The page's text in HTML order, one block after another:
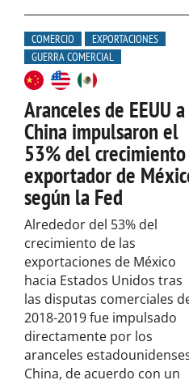
COMERCIO
EXPORTACIONES
GUERRA COMERCIAL
Aranceles de EEUU a
China impulsaron el
53% del crecimiento
exportador de
según la Fed
Alrededor del 53% del
crecimiento de las
exportaciones de México
hacia Estados Unidos tras
las disputas comerciales
2018-2019 fue impulsado
directamente por los
aranceles
China, de acuerdo con un